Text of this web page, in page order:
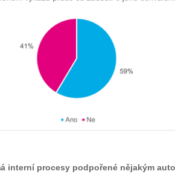
interní procesy podpořené nějakým